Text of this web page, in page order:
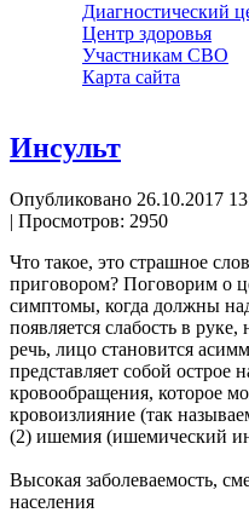
Диагностический
Центр здоровья
Участникам СВО
Карта сайта
Инсульт
Опубликовано 26.10.2017
| Просмотров: 2950
Что такое, это страшное
приговором? Поговорим о
симптомы, когда должны
появляется слабость в
речь, лицо становится
представляет собой острое
кровообращения, которое
кровоизлияние (так
(2) ишемия (ишемический
Высокая заболеваемость,
населения